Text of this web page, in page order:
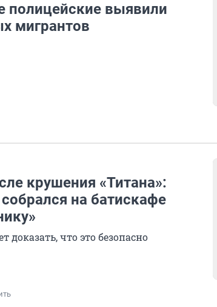
полицейские выявили
мигрантов
крушения «Титана»:
на батискафе
доказать, что это безопасно